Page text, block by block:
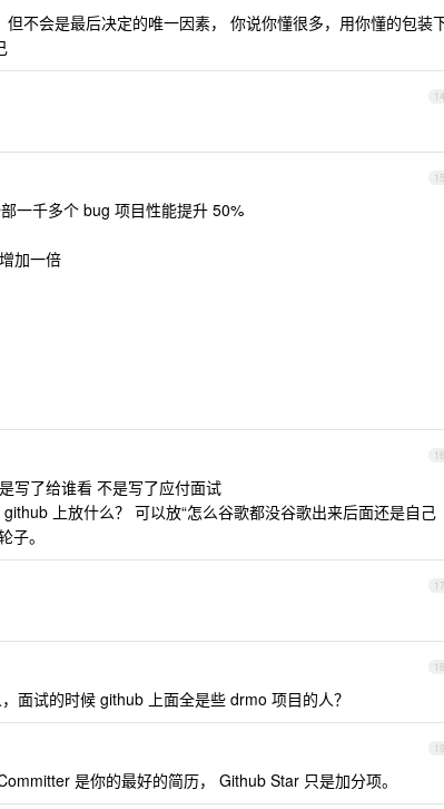
不会是最后决定的唯一因素， 你说你懂很多，用你懂的包装
14
15
一千多个 bug 项目性能提升 50%
加一倍
16
写了给谁看 不是写了应付面试
上放什么？ 可以放“怎么谷歌都没谷歌出来后面还是自己
子。
17
18
面试的时候 github 上面全是些 drmo 项目的人？
19
是你的最好的简历， Github Star 只是加分项。